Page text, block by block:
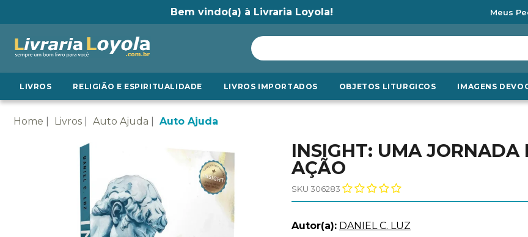
Bem vindo(a) à Livraria Loyola! Meus
LIVROS RELIGIÃO E ESPIRITUALIDADE LIVROS IMPORTADOS OBJETOS LITURGICOS IMAGENS
Home Livros Auto Ajuda Auto Ajuda
INSIGHT: UMA JORNADA
AÇÃO
SKU 306283
Autor(a): DANIEL C. LUZ